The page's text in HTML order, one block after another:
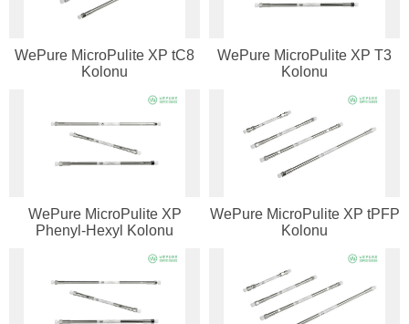
WePure MicroPulite XP tC8
Kolonu
WePure MicroPulite XP T3
Kolonu
WePure MicroPulite XP
Phenyl-Hexyl Kolonu
WePure MicroPulite XP tPFP
Kolonu